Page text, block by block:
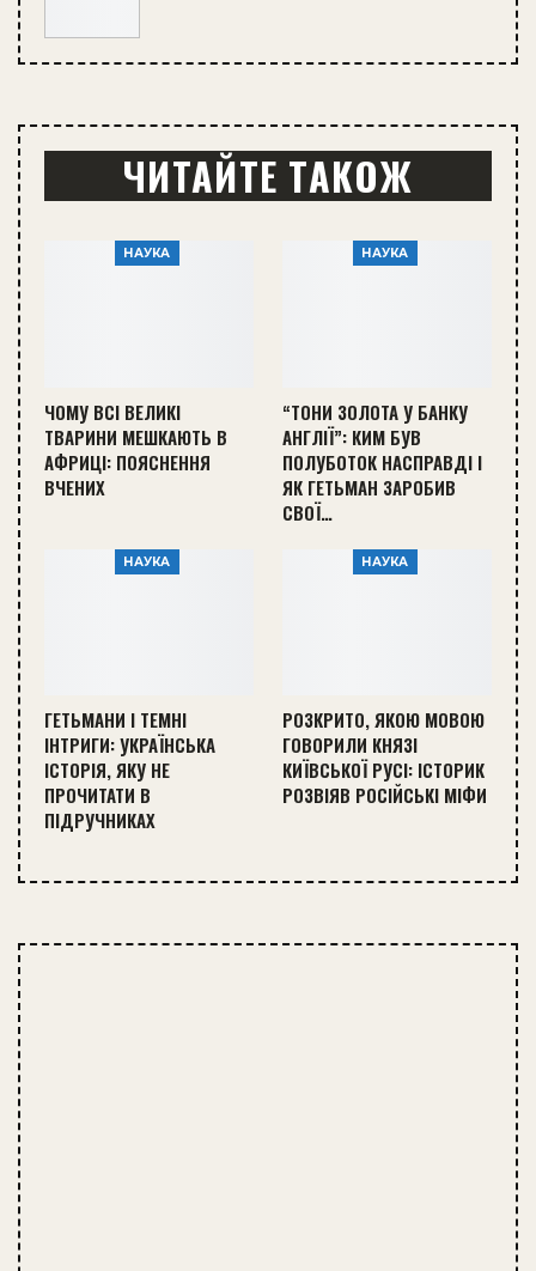
ЧИТАЙТЕ ТАКОЖ
НАУКА
ЧОМУ ВСІ ВЕЛИКІ
ТВАРИНИ МЕШКАЮТЬ В
АФРИЦІ: ПОЯСНЕННЯ
ВЧЕНИХ
НАУКА
“ТОНИ ЗОЛОТА У БАНКУ
АНГЛІЇ”: КИМ БУВ
ПОЛУБОТОК НАСПРАВДІ І
ЯК ГЕТЬМАН ЗАРОБИВ
СВОЇ…
НАУКА
ГЕТЬМАНИ І ТЕМНІ
ІНТРИГИ: УКРАЇНСЬКА
ІСТОРІЯ, ЯКУ НЕ
ПРОЧИТАТИ В
ПІДРУЧНИКАХ
НАУКА
РОЗКРИТО, ЯКОЮ МОВОЮ
ГОВОРИЛИ КНЯЗІ
КИЇВСЬКОЇ РУСІ: ІСТОРИК
РОЗВІЯВ РОСІЙСЬКІ МІФИ